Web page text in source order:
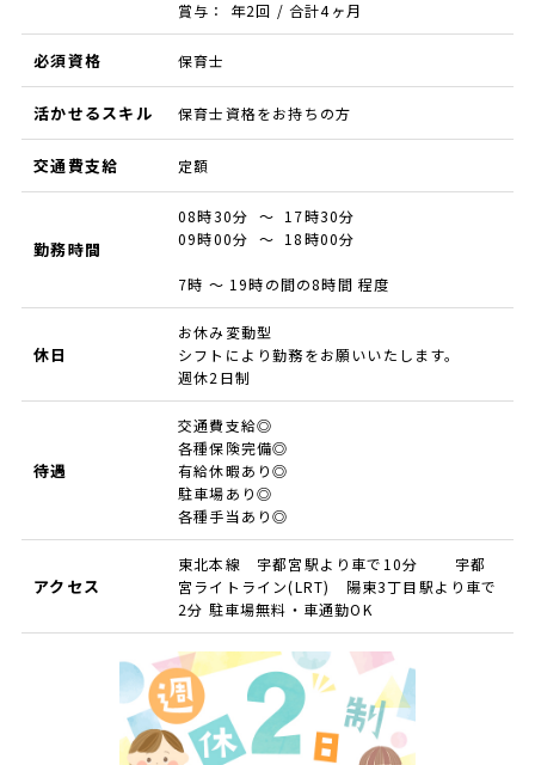
賞与： 年2回 / 合計4ヶ月
必須資格 保育士
活かせるスキル 保育士資格をお持ちの方
交通費支給 定額
勤務時間
08時30分 ～ 17時30分
09時00分 ～ 18時00分
7時 ～ 19時の間の8時間 程度
休日
お休み変動型
シフトにより勤務をお願いいたします。
週休2日制
待遇
交通費支給◎
各種保険完備◎
有給休暇あり◎
駐車場あり◎
各種手当あり◎
アクセス
東北本線 宇都宮駅より車で10分 宇都
宮ライトライン(LRT) 陽東3丁目駅より車で
2分 駐車場無料・車通勤OK